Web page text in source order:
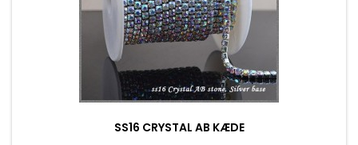
SS16 CRYSTAL AB KÆDE